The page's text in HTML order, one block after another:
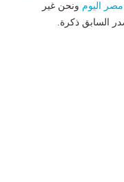
مصر اليوم ونحن غير
السابق ذكرة.